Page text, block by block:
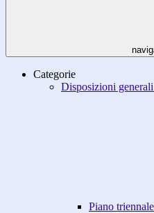
Categorie
Disposizioni generali
Piano